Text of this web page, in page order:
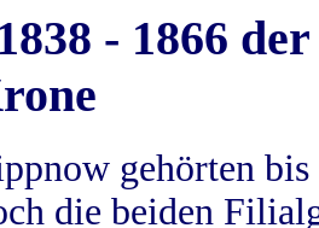
- 1866
gehörten
die beiden